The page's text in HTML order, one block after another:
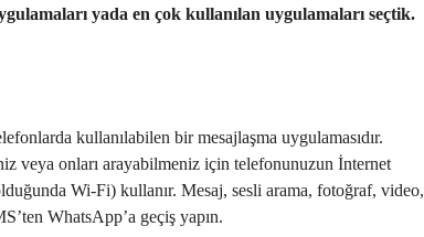
yada en çok kullanılan uygulamaları seçtik.
kullanılabilen bir mesajlaşma uygulamasıdır.
veya onları arayabilmeniz için telefonunuzun İnternet
Wi-Fi) kullanır. Mesaj, sesli arama, fotoğraf, video,
WhatsApp’a geçiş yapın.